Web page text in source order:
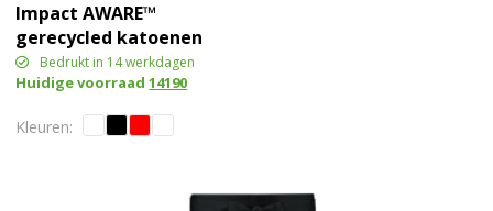
Impact AWARE™
gerecycled katoenen
schort 180gr
Bedrukt in 14 werkdagen
Huidige voorraad14190